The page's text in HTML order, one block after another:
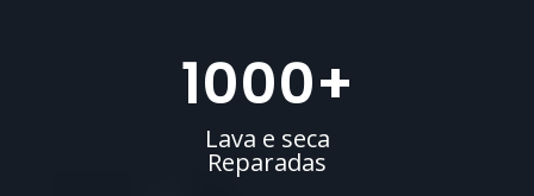
1000+
Lava e seca
Reparadas